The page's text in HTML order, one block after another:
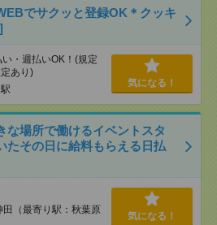
でサクッと登録OK＊クッキ
・週払いOK！(規定
あり)
気になる！
な場所で働けるイベントスタ
たその日に給料もらえる日払
（最寄り駅：秋葉原
気になる！